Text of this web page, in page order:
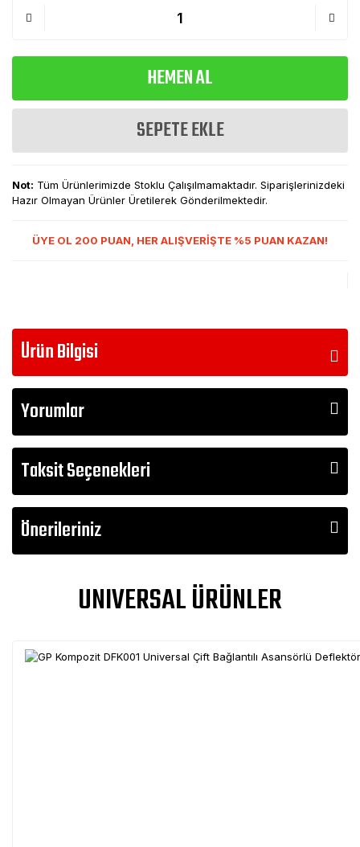
HEMEN AL
SEPETE EKLE
Not: Tüm Ürünlerimizde Stoklu Çalışılmamaktadır. Siparişlerinizdeki
Hazır Olmayan Ürünler Üretilerek Gönderilmektedir.
ÜYE OL 200 PUAN, HER ALIŞVERİŞTE %5 PUAN KAZAN!
Ürün Bilgisi
Yorumlar
Taksit Seçenekleri
Önerileriniz
UNIVERSAL ÜRÜNLER